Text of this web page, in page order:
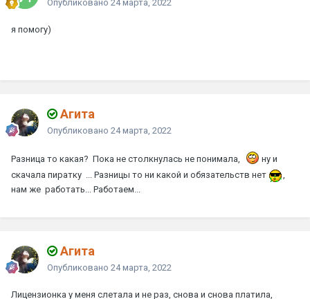
Опубликовано 24 марта, 2022
я помогу)
Агита
Опубликовано 24 марта, 2022
Разница то какая? Пока не столкнулась не понимала,
ну и
скачала пиратку ... Разницы то ни какой и обязательств нет
,
нам же работать... Работаем...
Агита
Опубликовано 24 марта, 2022
Лицензионка у меня слетала и не раз, снова и снова платила,